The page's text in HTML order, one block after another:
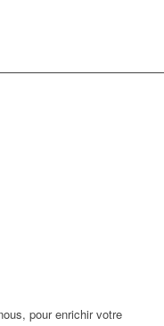
pour enrichir votre